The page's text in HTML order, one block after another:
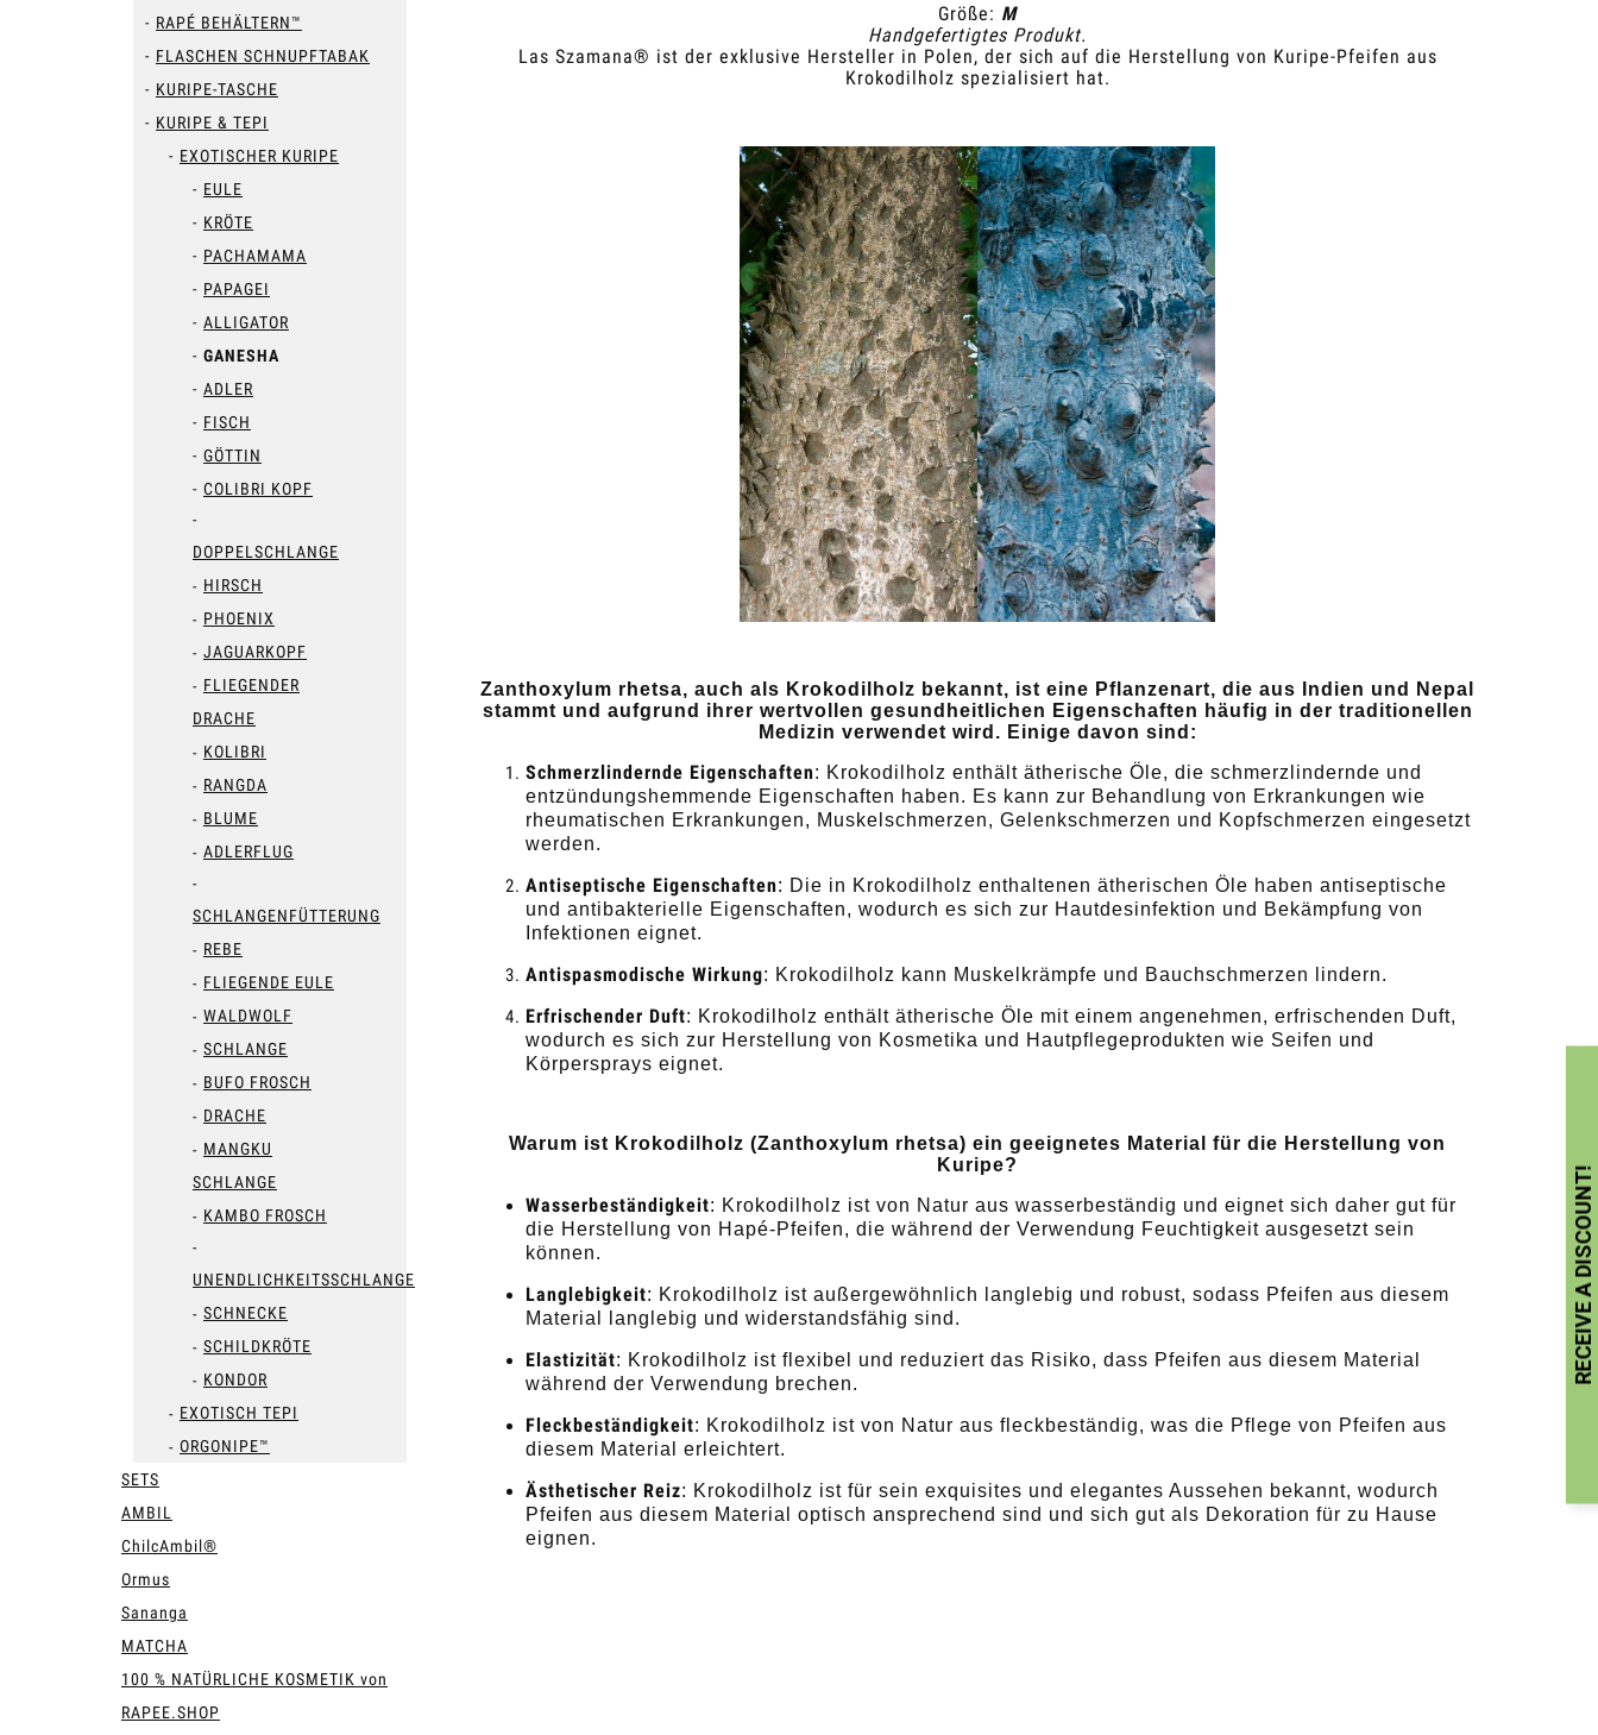
RAPÉ BEHÄLTERN™
FLASCHEN SCHNUPFTABAK
KURIPE-TASCHE
KURIPE & TEPI
EXOTISCHER KURIPE
EULE
KRÖTE
PACHAMAMA
PAPAGEI
ALLIGATOR
GANESHA
ADLER
FISCH
GÖTTIN
COLIBRI KOPF
DOPPELSCHLANGE
HIRSCH
PHOENIX
JAGUARKOPF
FLIEGENDER
DRACHE
KOLIBRI
RANGDA
BLUME
ADLERFLUG
SCHLANGENFÜTTERUNG
REBE
FLIEGENDE EULE
WALDWOLF
SCHLANGE
BUFO FROSCH
DRACHE
MANGKU
SCHLANGE
KAMBO FROSCH
UNENDLICHKEITSSCHLANGE
SCHNECKE
SCHILDKRÖTE
KONDOR
EXOTISCH TEPI
ORGONIPE™
SETS
AMBIL
ChilcAmbil®
Ormus
Sananga
MATCHA
100 % NATÜRLICHE KOSMETIK von
RAPEE.SHOP
Größe: M
Handgefertigtes Produkt.
Las Szamana® ist der exklusive Hersteller in Polen, der sich auf die Herstellung von Kuripe-Pfeifen aus
Krokodilholz spezialisiert hat.
Zanthoxylum rhetsa, auch als Krokodilholz bekannt, ist eine Pflanzenart, die aus Indien und Nepal
stammt und aufgrund ihrer wertvollen gesundheitlichen Eigenschaften häufig in der traditionellen
Medizin verwendet wird. Einige davon sind:
Schmerzlindernde Eigenschaften: Krokodilholz enthält ätherische Öle, die schmerzlindernde und
entzündungshemmende Eigenschaften haben. Es kann zur Behandlung von Erkrankungen wie
rheumatischen Erkrankungen, Muskelschmerzen, Gelenkschmerzen und Kopfschmerzen eingesetzt
werden.
Antiseptische Eigenschaften: Die in Krokodilholz enthaltenen ätherischen Öle haben antiseptische
und antibakterielle Eigenschaften, wodurch es sich zur Hautdesinfektion und Bekämpfung von
Infektionen eignet.
Antispasmodische Wirkung: Krokodilholz kann Muskelkrämpfe und Bauchschmerzen lindern.
Erfrischender Duft: Krokodilholz enthält ätherische Öle mit einem angenehmen, erfrischenden Duft,
wodurch es sich zur Herstellung von Kosmetika und Hautpflegeprodukten wie Seifen und
Körpersprays eignet.
Warum ist Krokodilholz (Zanthoxylum rhetsa) ein geeignetes Material für die Herstellung von
Kuripe?
Wasserbeständigkeit: Krokodilholz ist von Natur aus wasserbeständig und eignet sich daher gut für
die Herstellung von Hapé-Pfeifen, die während der Verwendung Feuchtigkeit ausgesetzt sein
können.
Langlebigkeit: Krokodilholz ist außergewöhnlich langlebig und robust, sodass Pfeifen aus diesem
Material langlebig und widerstandsfähig sind.
Elastizität: Krokodilholz ist flexibel und reduziert das Risiko, dass Pfeifen aus diesem Material
während der Verwendung brechen.
Fleckbeständigkeit: Krokodilholz ist von Natur aus fleckbeständig, was die Pflege von Pfeifen aus
diesem Material erleichtert.
Ästhetischer Reiz: Krokodilholz ist für sein exquisites und elegantes Aussehen bekannt, wodurch
Pfeifen aus diesem Material optisch ansprechend sind und sich gut als Dekoration für zu Hause
eignen.